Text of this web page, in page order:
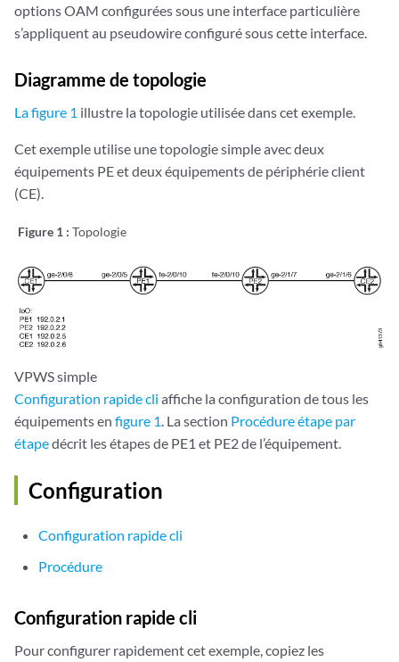
                        minimum-interval 200;
                    }
                interface ge-0/0/1.0 {
oam {
ping-interval 600;
minimum-interval 200;
                        }
                    }
                }
        }
    }
options OAM configurées sous une interface particulière
s’appliquent au pseudowire configuré sous cette interface.
Diagramme de topologie
La figure 1 illustre la topologie utilisée dans cet exemple.
Cet exemple utilise une topologie simple avec deux
équipements PE et deux équipements de périphérie client
(CE).
Figure 1 : Topologie
VPWS simple
Configuration rapide cli affiche la configuration de tous les
équipements en figure 1 . La section Procédure étape par
étapedécrit les étapes de PE1 et PE2 de l’équipement.
Configuration
Configuration rapide cli
Procédure
Configuration rapide cli
Pour configurer rapidement cet exemple, copiez les